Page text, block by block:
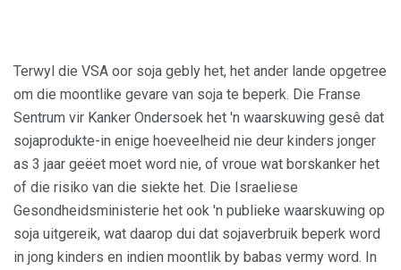
Terwyl die VSA oor soja gebly het, het ander lande opgetree
om die moontlike gevare van soja te beperk. Die Franse
Sentrum vir Kanker Ondersoek het 'n waarskuwing gesê dat
sojaprodukte-in enige hoeveelheid nie deur kinders jonger
as 3 jaar geëet moet word nie, of vroue wat borskanker het
of die risiko van die siekte het. Die Israeliese
Gesondheidsministerie het ook 'n publieke waarskuwing op
soja uitgereik, wat daarop dui dat sojaverbruik beperk word
in jong kinders en indien moontlik by babas vermy word. In